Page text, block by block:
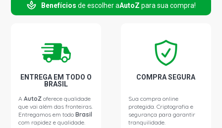
GOL G2 SPECIAL HATCH 1.0 8V AT (1997 - 1999)
GOL G2 STD HATCH 1.6 8V AE (1995 - 1997)
GOL G2 I HATCH 1.6 8V AE (1995 - 1997)
GOL G2 STD HATCH 1.6 8V AP (1995 - 1999)
Benefícios de escolher aAutoZ para sua compra!
ENTREGA EM TODO O
BRASIL
AAutoZ oferece qualidade
que vai além das fronteiras.
Entregamos em todoBrasil
com rapidez e qualidade.
COMPRA SEGURA
Sua compra online
protegida. Criptografia e
segurança para garantir
tranquilidade.